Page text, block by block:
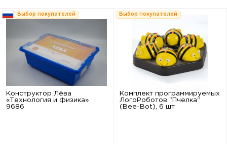
Выбор покупателей
Конструктор Лёва
«Технология и физика»
9686
Выбор покупателей
Комплект программируемых
ЛогоРоботов "Пчелка"
(Bee-Bot), 6 шт